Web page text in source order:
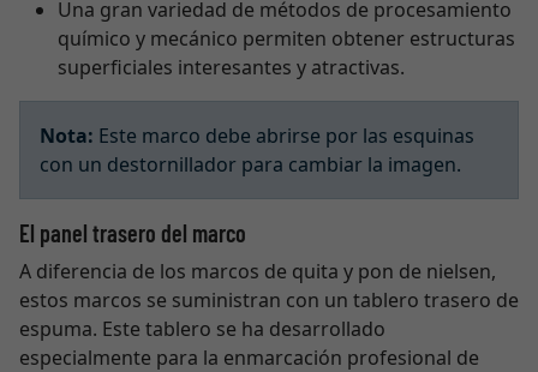
Una gran variedad de métodos de procesamiento
químico y mecánico permiten obtener estructuras
superficiales interesantes y atractivas.
Nota: Este marco debe abrirse por las esquinas
con un destornillador para cambiar la imagen.
El panel trasero del marco
A diferencia de los marcos de quita y pon de nielsen,
estos marcos se suministran con un tablero trasero de
espuma. Este tablero se ha desarrollado
especialmente para la enmarcación profesional de